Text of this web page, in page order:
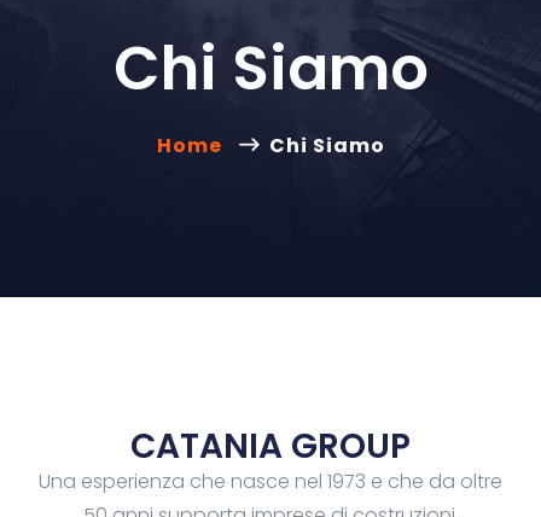
Chi Siamo
Home Chi Siamo
CATANIA GROUP
Una esperienza che nasce nel 1973 e che da oltre